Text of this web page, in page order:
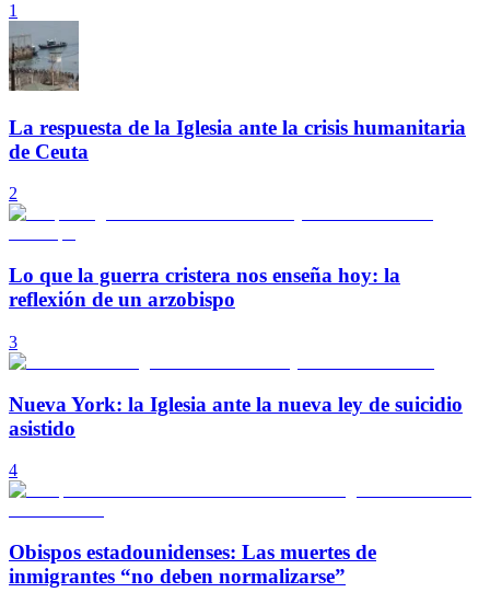
1
La respuesta de la Iglesia ante la crisis humanitaria
de Ceuta
2
Lo que la guerra cristera nos enseña hoy: la
reflexión de un arzobispo
3
Nueva York: la Iglesia ante la nueva ley de suicidio
asistido
4
Obispos estadounidenses: Las muertes de
inmigrantes “no deben normalizarse”